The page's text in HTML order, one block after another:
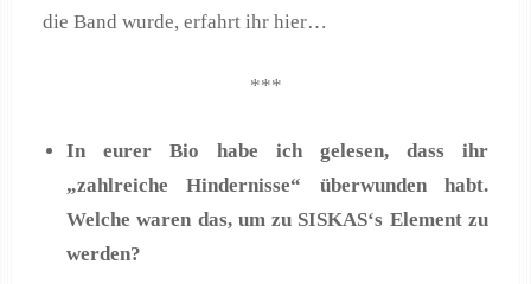
die Band wurde, erfahrt ihr hier…
***
In eurer Bio habe ich gelesen, dass ihr
„zahlreiche Hindernisse“ überwunden habt.
Welche waren das, um zu SISKAS‘s Element zu
werden?